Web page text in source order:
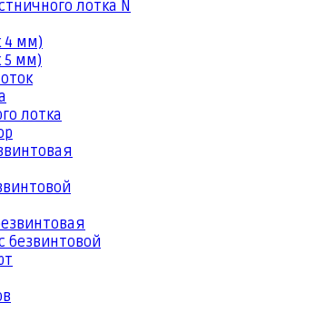
лотка N
4 мм)
5 мм)
лотка
безвинтовой